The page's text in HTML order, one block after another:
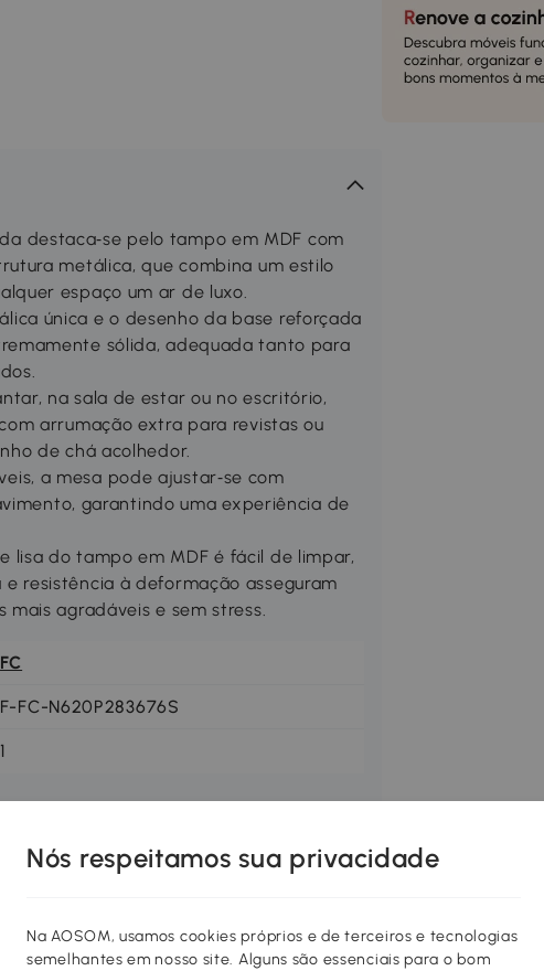
destaca‑se pelo tampo em MDF com
metálica, que combina um estilo
espaço um ar de luxo.
única e o desenho da base reforçada
sólida, adequada tanto para
na sala de estar ou no escritório,
arrumação extra para revistas ou
de chá acolhedor.
a mesa pode ajustar‑se com
garantindo uma experiência de
lisa do tampo em MDF é fácil de limpar,
resistência à deformação asseguram
agradáveis e sem stress.
FC
F-FC-N620P283676S
1
Nós respeitamos sua privacidade
Na AOSOM, usamos cookies próprios e de terceiros e tecnologias
semelhantes em nosso site. Alguns são essenciais para o bom